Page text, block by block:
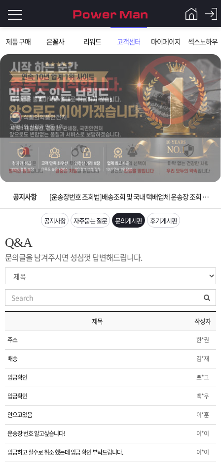
제품 구매 은꼴사 리워드 고객센터 마이페이지 섹스노하우
그
인
이
필
요
니
로
Q&A
파
워
맨
제
품
매
은
사
스
노
하
우
고
객
센
터
마
이
페
이
지
주
문
조
회
공지사항
입금확인이 안되는 상황을 대비해 꼭 입금후 고객센터 연락바랍니다.
[2026구정 연휴]설 연휴 배송 및 휴무 안내
[운송장번호 조회법]배송조회 및 국내 택배업체 운송장 조회 하는법
[ios앱 오픈]아이폰 고객 앱설치 가능합니다.
입금확인이 안되는 상황을 대비해 꼭 입금후 고객센터 연락바랍니다.
[2026구정 연휴]설 연휴 배송 및 휴무 안내
공지사항 자주묻는 질문 문의게시판 후기게시판
Q&A
문의글을 남겨주시면 성심껏 답변해드립니다.
제목 작성자
주소 한*권
배송 김*재
입금확인 뽀*그
입금확인 백*우
안오고있음 이*훈
운송장 번호 알고싶습니다! 이*이
입금하고 실수로 취소 했는데 입금 확인 부탁드립니다. 이*이